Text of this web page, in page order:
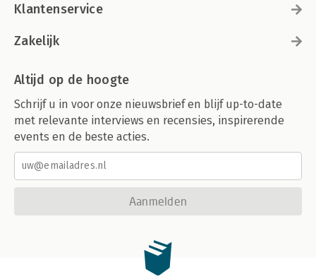
Klantenservice
Zakelijk
Altijd op de hoogte
Schrijf u in voor onze nieuwsbrief en blijf up-to-date
met relevante interviews en recensies, inspirerende
events en de beste acties.
Aanmelden